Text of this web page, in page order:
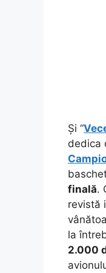
Și “
dedica
finală.
revistă
la
2.000